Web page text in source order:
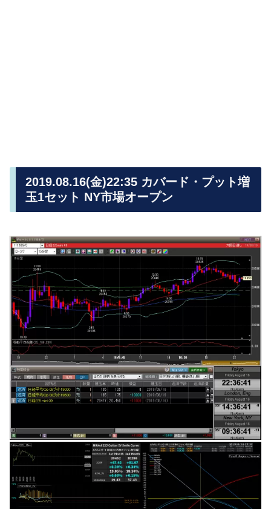
2019.08.16(金)22:35 カバード・プット増
玉1セット NY市場オープン